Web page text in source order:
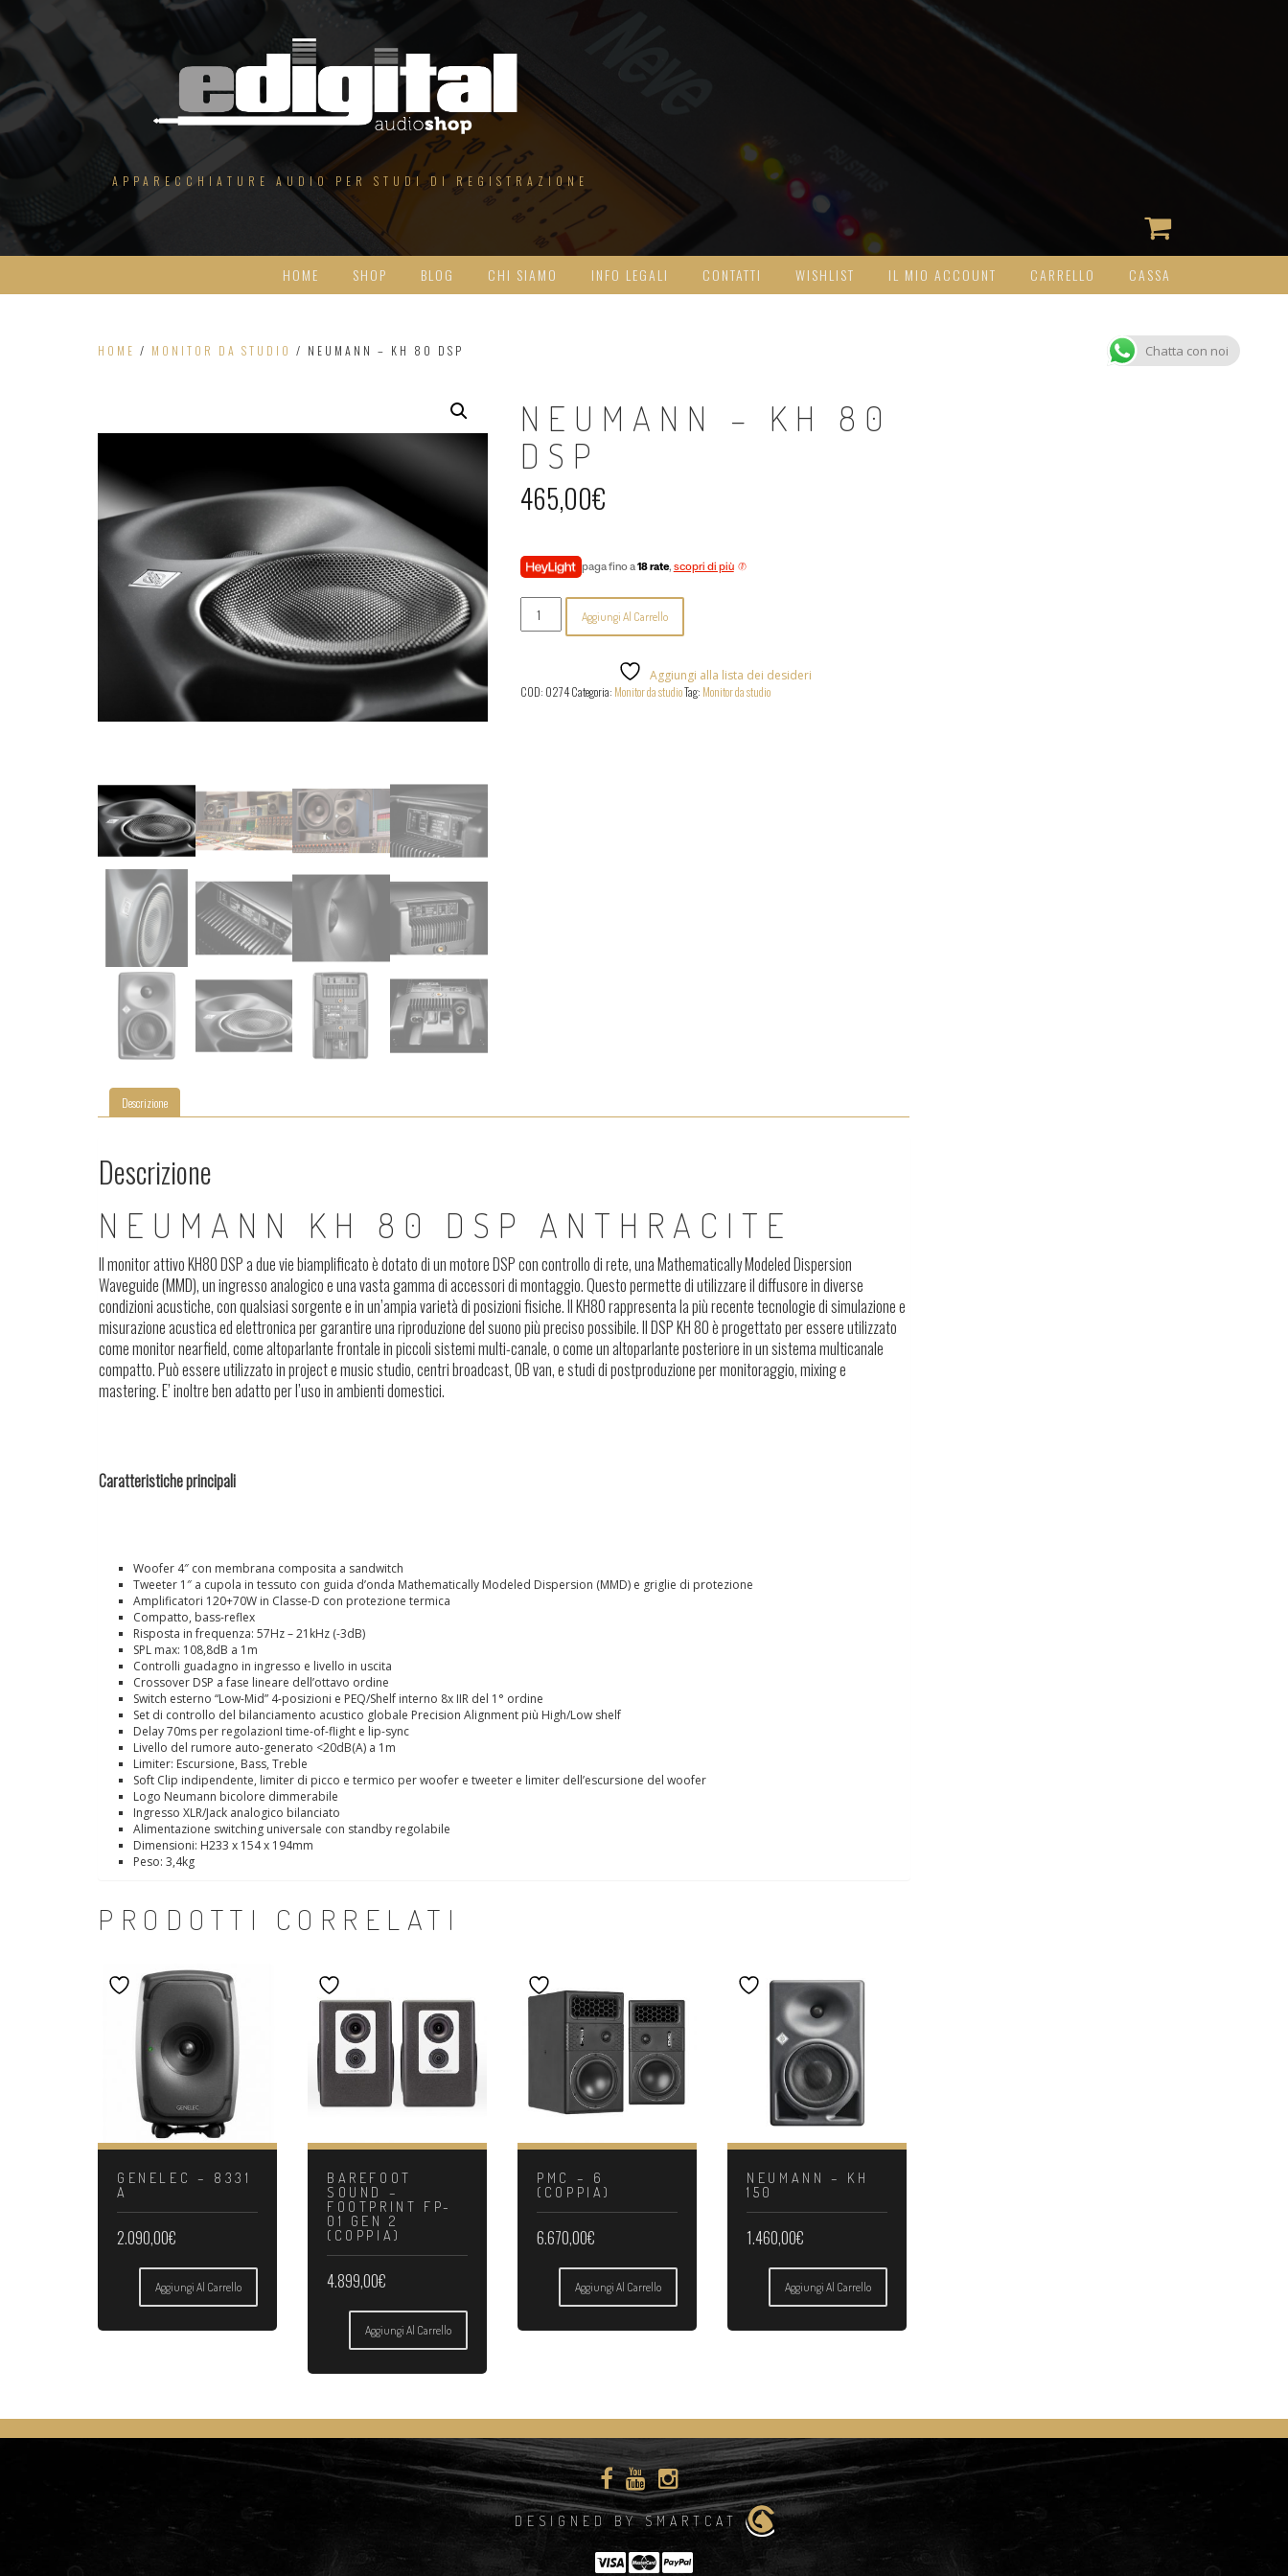
Salta
al
contenuto
APPARECCHIATURE AUDIO PER STUDI DI REGISTRAZIONE
HOME SHOP BLOG CHI SIAMO INFO LEGALI CONTATTI WISHLIST IL MIO ACCOUNT CARRELLO CASSA
HOME / MONITOR DA STUDIO / NEUMANN – KH 80 DSP
NEUMANN – KH 80
DSP
465,00€
paga fino a18 rate, scopri di più
Neumann
KH
quantità
Aggiungi Al Carrello
Aggiungi alla lista dei desideri
COD: 0274Categoria: Monitor da studioTag: Monitor da studio
Descrizione
Descrizione
NEUMANN KH 80 DSP ANTHRACITE
Il monitor attivo KH80 DSP a due vie biamplificato è dotato di un motore DSP con controllo di rete, una Mathematically Modeled Dispersion
Waveguide (MMD), un ingresso analogico e una vasta gamma di accessori di montaggio. Questo permette di utilizzare il diffusore in diverse
condizioni acustiche, con qualsiasi sorgente e in un’ampia varietà di posizioni fisiche. Il KH80 rappresenta la più recente tecnologie di simulazione e
misurazione acustica ed elettronica per garantire una riproduzione del suono più preciso possibile. Il DSP KH 80 è progettato per essere utilizzato
come monitor nearfield, come altoparlante frontale in piccoli sistemi multi-canale, o come un altoparlante posteriore in un sistema multicanale
compatto. Può essere utilizzato in project e music studio, centri broadcast, OB van, e studi di postproduzione per monitoraggio, mixing e
mastering. E’ inoltre ben adatto per l’uso in ambienti domestici.
Caratteristiche principali
Woofer 4″ con membrana composita a sandwitch
Tweeter 1″ a cupola in tessuto con guida d’onda Mathematically Modeled Dispersion (MMD) e griglie di protezione
Amplificatori 120+70W in Classe-D con protezione termica
Compatto, bass-reflex
Risposta in frequenza: 57Hz – 21kHz (-3dB)
SPL max: 108,8dB a 1m
Controlli guadagno in ingresso e livello in uscita
Crossover DSP a fase lineare dell’ottavo ordine
Switch esterno “Low-Mid” 4-posizioni e PEQ/Shelf interno 8x IIR del 1° ordine
Set di controllo del bilanciamento acustico globale Precision Alignment più High/Low shelf
Delay 70ms per regolazionI time-of-flight e lip-sync
Livello del rumore auto-generato <20dB(A) a 1m
Limiter: Escursione, Bass, Treble
Soft Clip indipendente, limiter di picco e termico per woofer e tweeter e limiter dell’escursione del woofer
Logo Neumann bicolore dimmerabile
Ingresso XLR/Jack analogico bilanciato
Alimentazione switching universale con standby regolabile
Dimensioni: H233 x 154 x 194mm
Peso: 3,4kg
PRODOTTI CORRELATI
GENELEC – 8331
A
2.090,00€
Aggiungi Al Carrello
BAREFOOT
SOUND –
FOOTPRINT FP-
01 GEN 2
(COPPIA)
4.899,00€
Aggiungi Al Carrello
PMC – 6
(COPPIA)
6.670,00€
Aggiungi Al Carrello
NEUMANN – KH
150
1.460,00€
Aggiungi Al Carrello
DESIGNED BY SMARTCAT
Chatta con noi